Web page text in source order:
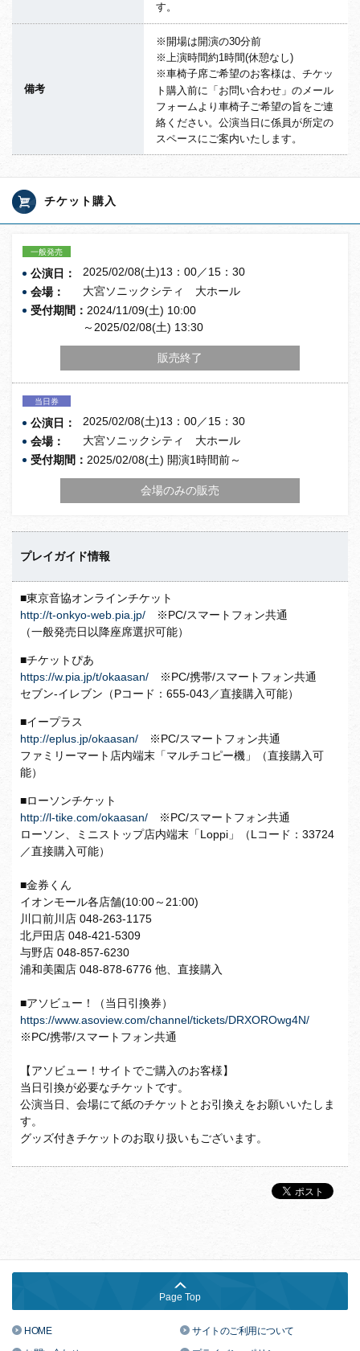
す。
備考
※開場は開演の30分前
※上演時間約1時間(休憩なし)
※車椅子席ご希望のお客様は、チケッ
ト購入前に「お問い合わせ」のメール
フォームより車椅子ご希望の旨をご連
絡ください。公演当日に係員が所定の
スペースにご案内いたします。
チケット購入
一般発売
公演日：
2025/02/08(土)13：00／15：30
会場：
大宮ソニックシティ 大ホール
受付期間： 2024/11/09(土) 10:00
～2025/02/08(土) 13:30
販売終了
当日券
公演日：
2025/02/08(土)13：00／15：30
会場：
大宮ソニックシティ 大ホール
受付期間： 2025/02/08(土) 開演1時間前～
会場のみの販売
プレイガイド情報
■東京音協オンラインチケット
http://t-onkyo-web.pia.jp/ ※PC/スマートフォン共通
（一般発売日以降座席選択可能）
■チケットぴあ
https://w.pia.jp/t/okaasan/ ※PC/携帯/スマートフォン共通
セブン-イレブン（Pコード：655-043／直接購入可能）
■イープラス
http://eplus.jp/okaasan/ ※PC/スマートフォン共通
ファミリーマート店内端末「マルチコピー機」（直接購入可
能）
■ローソンチケット
http://l-tike.com/okaasan/ ※PC/スマートフォン共通
ローソン、ミニストップ店内端末「Loppi」（Lコード：33724
／直接購入可能）
■金券くん
イオンモール各店舗(10:00～21:00)
川口前川店 048-263-1175
北戸田店 048-421-5309
与野店 048-857-6230
浦和美園店 048-878-6776 他、直接購入
■アソビュー！（当日引換券）
https://www.asoview.com/channel/tickets/DRXOROwg4N/
※PC/携帯/スマートフォン共通
【アソビュー！サイトでご購入のお客様】
当日引換が必要なチケットです。
公演当日、会場にて紙のチケットとお引換えをお願いいたしま
す。
グッズ付きチケットのお取り扱いもございます。
Page Top
HOME
サイトのご利用について